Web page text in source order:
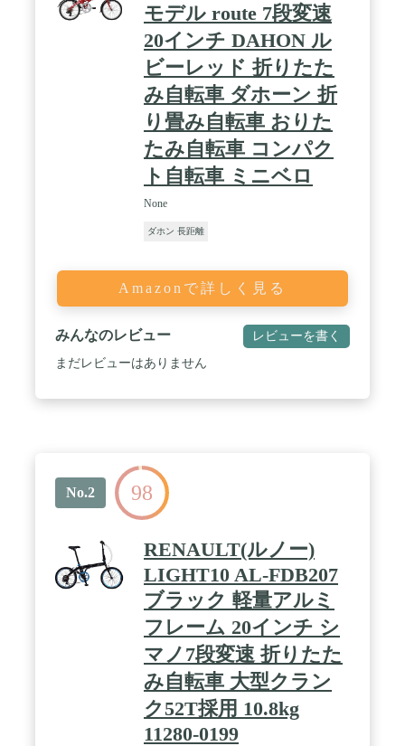
モデル route 7段変速
20インチ DAHON ル
ビーレッド 折りたた
み自転車 ダホーン 折
り畳み自転車 おりた
たみ自転車 コンパク
ト自転車 ミニベロ
None
ダホン 長距離
Amazonで詳しく見る
みんなのレビュー レビューを書く
まだレビューはありません
No.2 98
RENAULT(ルノー)
LIGHT10 AL-FDB207
ブラック 軽量アルミ
フレーム 20インチ シ
マノ7段変速 折りたた
み自転車 大型クラン
ク52T採用 10.8kg
11280-0199